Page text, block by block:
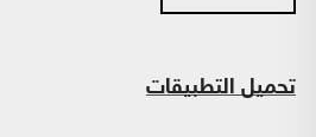
تحميل التطبيقات